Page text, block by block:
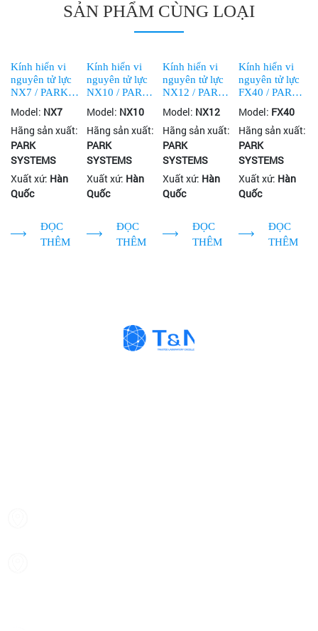
SẢN PHẨM CÙNG LOẠI
Kính hiển vi
nguyên tử lực
NX7 / PARK
Model: NX7
Hãng sản xuất:
PARK
SYSTEMS
Xuất xứ: Hàn
Quốc
ĐỌC
THÊM
Kính hiển vi
nguyên tử lực
NX10 / PARK
Model: NX10
Hãng sản xuất:
PARK
SYSTEMS
Xuất xứ: Hàn
Quốc
ĐỌC
THÊM
Kính hiển vi
nguyên tử lực
NX12 / PARK
Model: NX12
Hãng sản xuất:
PARK
SYSTEMS
Xuất xứ: Hàn
Quốc
ĐỌC
THÊM
Kính hiển vi
nguyên tử lực
FX40 / PARK
Model: FX40
Hãng sản xuất:
PARK
SYSTEMS
Xuất xứ: Hàn
Quốc
ĐỌC
THÊM